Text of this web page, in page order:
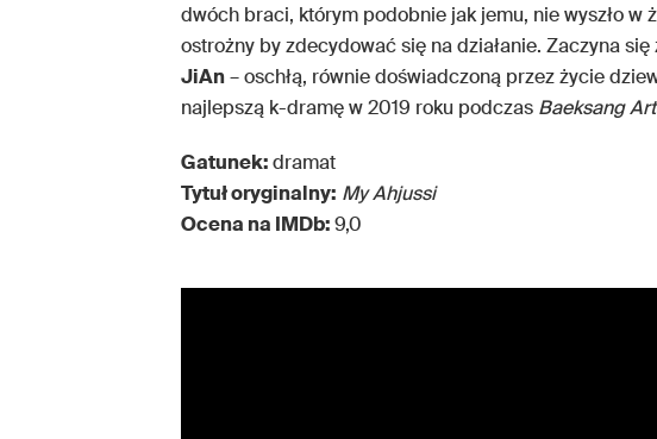
dwóch braci, którym podobnie jak jemu, nie wyszło w
ostrożny by zdecydować się na działanie. Zaczyna
JiAn– oschłą, równie doświadczoną przez życie
najlepszą k-dramę w 2019 roku podczas Baeksang
Gatunek:dramat
Tytuł oryginalny: My Ahjussi
Ocena na IMDb:9,0